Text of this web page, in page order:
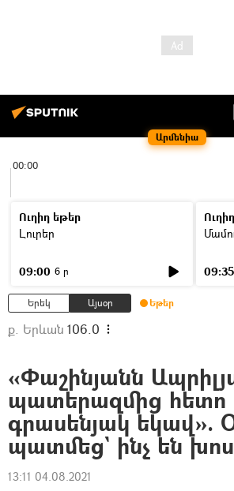
Արմենիա
00:00
Ուղիղ եթեր
Լուրեր
09:00 6 ր 09:35
Երեկ Այսօր Եթեր
ք. Երևան 106.0
«Փաշինյանն
պատերազմից հետո
գրասենյակ եկավ».
պատմեց` ինչ են
13:11 04.08.2021